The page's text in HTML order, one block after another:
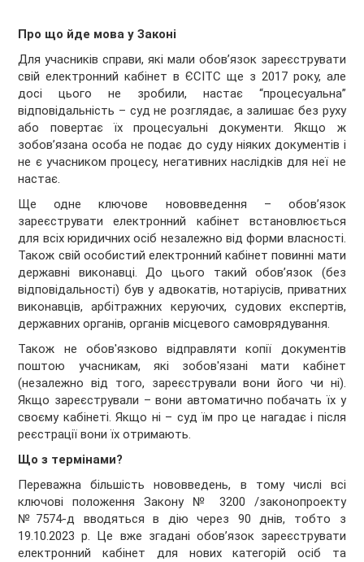
Про що йде мова у Законі
Для учасників справи, які мали обов’язок зареєструвати
свій електронний кабінет в ЄСІТС ще з 2017 року, але
досі цього не зробили, настає “процесуальна”
відповідальність – суд не розглядає, а залишає без руху
або повертає їх процесуальні документи. Якщо ж
зобов’язана особа не подає до суду ніяких документів і
не є учасником процесу, негативних наслідків для неї не
настає.
Ще одне ключове нововведення – обов’язок
зареєструвати електронний кабінет встановлюється
для всіх юридичних осіб незалежно від форми власності.
Також свій особистий електронний кабінет повинні мати
державні виконавці. До цього такий обов’язок (без
відповідальності) був у адвокатів, нотаріусів, приватних
виконавців, арбітражних керуючих, судових експертів,
державних органів, органів місцевого самоврядування.
Також не обов'язково відправляти копії документів
поштою учасникам, які зобов'язані мати кабінет
(незалежно від того, зареєстрували вони його чи ні).
Якщо зареєстрували – вони автоматично побачать їх у
своєму кабінеті. Якщо ні – суд їм про це нагадає і після
реєстрації вони їх отримають.
Що з термінами?
Переважна більшість нововведень, в тому числі всі
ключові положення Закону № 3200 /законопроекту
№7574-д вводяться в дію через 90 днів, тобто з
19.10.2023 р. Це вже згадані обов’язок зареєструвати
електронний кабінет для нових категорій осіб та